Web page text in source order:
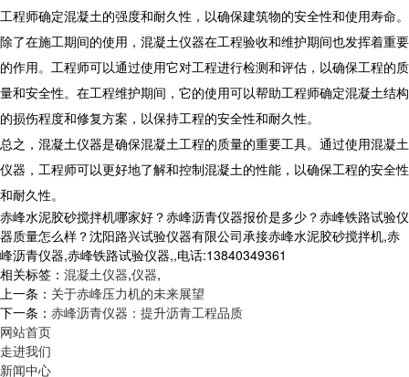
工程师确定混凝土的强度和耐久性，以确保建筑物的安全性和使用寿命。
除了在施工期间的使用，混凝土仪器在工程验收和维护期间也发挥着重要
的作用。工程师可以通过使用它对工程进行检测和评估，以确保工程的质
量和安全性。在工程维护期间，它的使用可以帮助工程师确定混凝土结构
的损伤程度和修复方案，以保持工程的安全性和耐久性。
总之，混凝土仪器是确保混凝土工程的质量的重要工具。通过使用混凝土
仪器，工程师可以更好地了解和控制混凝土的性能，以确保工程的安全性
和耐久性。
赤峰水泥胶砂搅拌机哪家好？赤峰沥青仪器报价是多少？赤峰铁路试验仪
器质量怎么样？沈阳路兴试验仪器有限公司承接赤峰水泥胶砂搅拌机,赤
峰沥青仪器,赤峰铁路试验仪器,,电话:13840349361
相关标签： 混凝土仪器,仪器,
上一条： 关于赤峰压力机的未来展望
下一条： 赤峰沥青仪器：提升沥青工程品质
网站首页
走进我们
新闻中心